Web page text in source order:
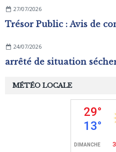
27/07/2026
24/07/2026
MÉTÉO LOCALE